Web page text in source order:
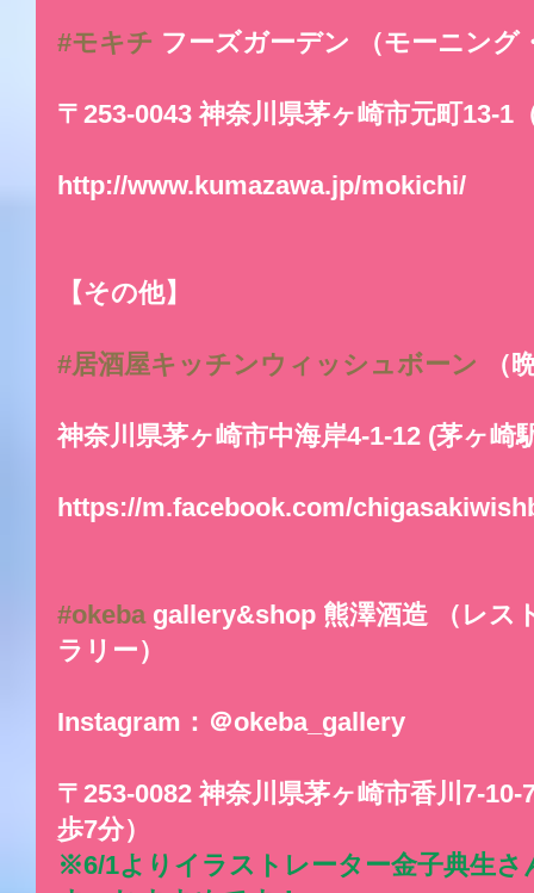
#モキチ フーズガーデン （モーニング
〒253-0043 神奈川県茅ヶ崎市元町13-1
http://www.kumazawa.jp/mokichi/
【その他】
#居酒屋キッチンウィッシュボーン （
神奈川県茅ヶ崎市中海岸4-1-12 (茅ヶ崎
https://m.facebook.com/
#okeba gallery&shop 熊澤酒造 （レス
ラリー）
Instagram：＠okeba_gallery
〒253-0082 神奈川県茅ヶ崎市香川7-
歩7分）
※6/1よりイラストレーター金子典生さ